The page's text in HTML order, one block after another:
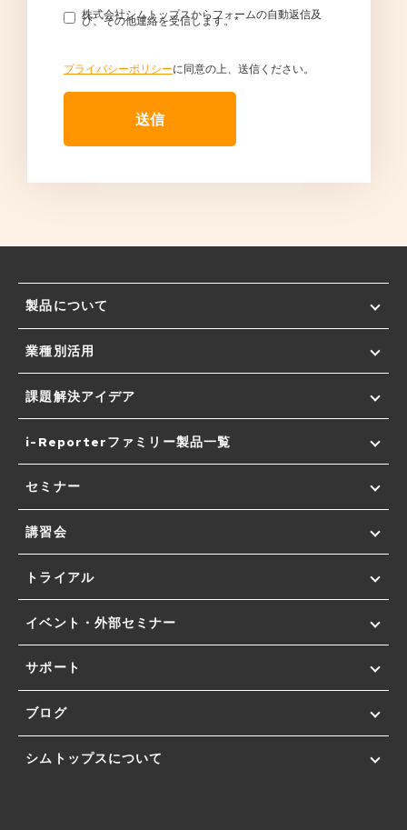
株式会社シムトップスからフォームの自動返信及
び、その他連絡を受信します。 *
プライバシーポリシーに同意の上、送信ください。
製品について
業種別活用
課題解決アイデア
i-Reporterファミリー製品一覧
セミナー
講習会
トライアル
イベント・外部セミナー
サポート
ブログ
シムトップスについて